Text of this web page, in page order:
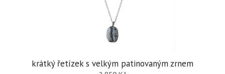
krátký řetízek s velkým patinovaným zrnem